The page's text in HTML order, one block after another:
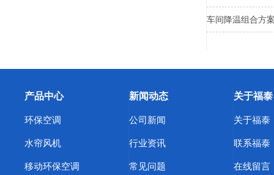
车间降温组合方
产品中心
环保空调
水帘风机
移动环保空调
新闻动态
公司新闻
行业资讯
常见问题
关于福泰
关于福泰
联系福泰
在线留言